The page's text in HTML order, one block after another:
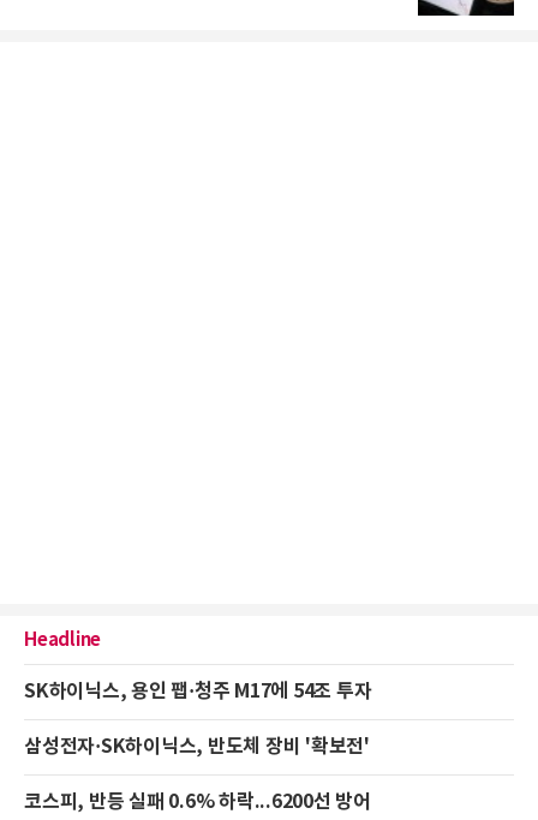
Headline
SK하이닉스, 용인 팹·청주 M17에 54조 투자
삼성전자·SK하이닉스, 반도체 장비 '확보전'
코스피, 반등 실패 0.6% 하락...6200선 방어